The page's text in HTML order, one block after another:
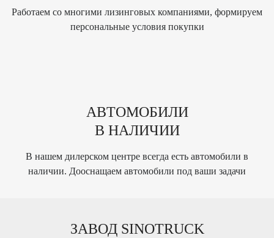
Работаем со многими лизинговых компаниями, формируем
персональные условия покупки
АВТОМОБИЛИ
В НАЛИЧИИ
В нашем дилерском центре всегда есть автомобили в
наличии. Дооснащаем автомобили под ваши задачи
ЗАВОД SINOTRUCK